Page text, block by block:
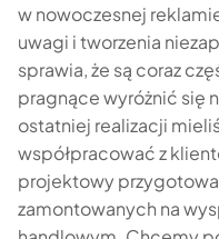
w nowoczesnej
uwagi i tworzenia
sprawia, że są coraz
pragnące wyróżnić się
ostatniej realizacji
współpracować z
projektowy
zamontowanych na